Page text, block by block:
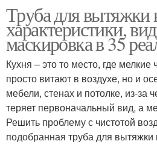
Труба для вытяжки
характеристики,
маскировка в 35
Кухня – это то место, где
просто витают в воздухе, но и
мебели, стенах и потолке, из-за
теряет первоначальный вид, а
Решить проблему с чистотой
подобранная труба для вытяжки